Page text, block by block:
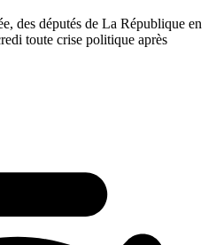
des députés de La République en
toute crise politique après